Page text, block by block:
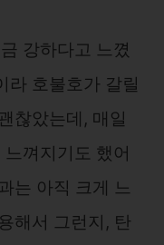
강하다고 느꼈
라 호불호가 갈릴
찮았는데, 매일
껴지기도 했어
는 아직 크게 느
해서 그런지, 탄